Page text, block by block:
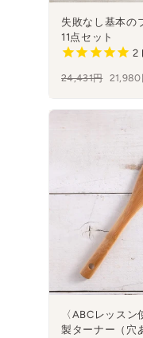
失敗なし基本の
11点セット
2
通
価
格
24,431円 セ
ル
21,980
〈ABCレッス
製ターナー（穴